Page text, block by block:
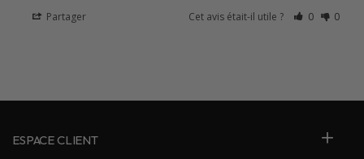
Partager Cet avis était-il utile ? 0 0
ESPACE CLIENT